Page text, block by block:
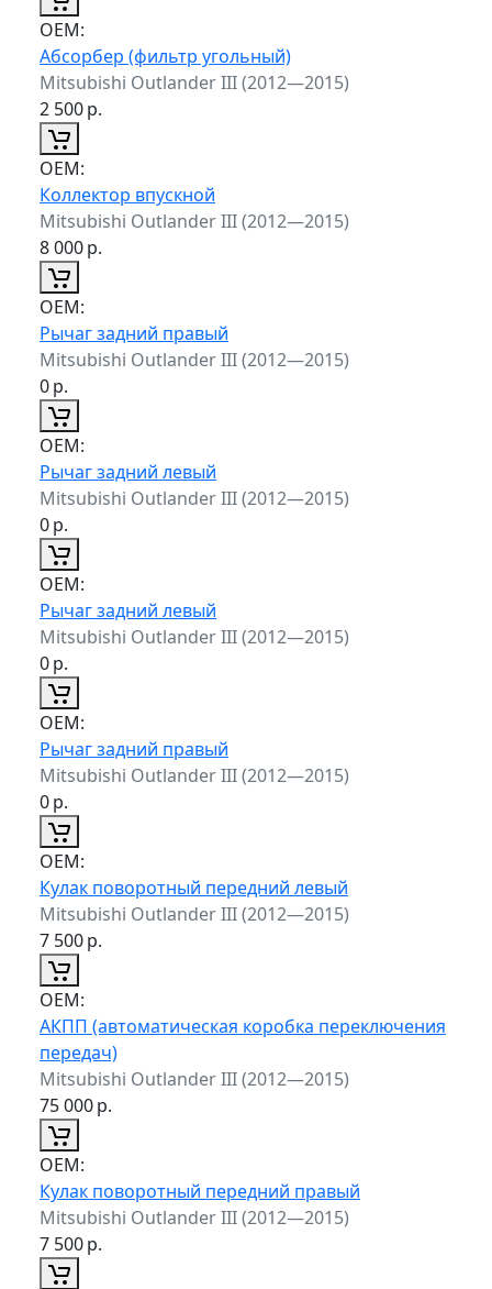
ОЕМ:
Абсорбер (фильтр угольный)
Mitsubishi Outlander III (2012—2015)
2 500р.
ОЕМ:
Коллектор впускной
Mitsubishi Outlander III (2012—2015)
8 000р.
ОЕМ:
Рычаг задний правый
Mitsubishi Outlander III (2012—2015)
0р.
ОЕМ:
Рычаг задний левый
Mitsubishi Outlander III (2012—2015)
0р.
ОЕМ:
Рычаг задний левый
Mitsubishi Outlander III (2012—2015)
0р.
ОЕМ:
Рычаг задний правый
Mitsubishi Outlander III (2012—2015)
0р.
ОЕМ:
Кулак поворотный передний левый
Mitsubishi Outlander III (2012—2015)
7 500р.
ОЕМ:
АКПП (автоматическая коробка переключения
передач)
Mitsubishi Outlander III (2012—2015)
75 000р.
ОЕМ:
Кулак поворотный передний правый
Mitsubishi Outlander III (2012—2015)
7 500р.